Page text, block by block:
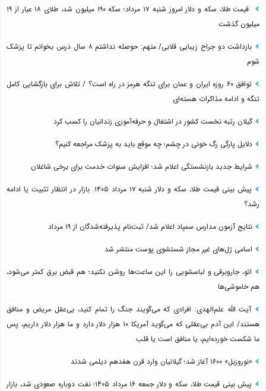
قیمت طلا، سکه و دلار امروز شنبه ۱۷ مرداد؛ سکه ۱۹۰ میلیون شد، طلای ۱۸ عیار از ۱۹
میلیون گذشت
بازداشت دو جراح زیبایی قلابی/ متهم: حوصله نداشتم ۸ سال درس بخوانم تا پزشک
شوم
توافق ۶۰ روزه ایران و عمان برای تنگه هرمز در راه است؟ / تلاش برای بازگشایی کامل
تنگه و ادامه مذاکرات هسته‌ای
گیلان رتبه نخست کشور در اشتغال و حرفه‌آموزی زندانیان را کسب کرد
دلایل پارگی رگ خونی در چشم؛ چه موقع باید به پزشک مراجعه کنیم؟
شرایط جدید بازنشستگی اعلام شد؛ افزایش سنوات خدمت برای برخی شاغلان
پیش بینی قیمت طلا، سکه و دلار شنبه ۱۷ مرداد ۱۴۰۵. بازار در انتظار تثبیت یا ادامه
رشد؟
نتایج آزمون مدارس سمپاد اعلام شد/ ثبت‌نام پذیرفته‌شدگان از ۱۹ مرداد
اسامی ژل‌های غیر مجاز شستشوی پوست منتشر شد
اتو، جاروبرقی و لباسشویی را این ساعت‌ها روشن نکنید؛ هم قبض برق کمتر می‌شود،
هم خاموشی‌ها
آیت الله علم‌الهدی: افرادی که می‌گویند جنگ را تمام کنید، بی‌عقل مریض و منافق
هستند/ این آدم بی‌عقلی که می‌گوید آمریکا ۱۰ هزار دلار دارد و ما هزار دلار داریم، پس
ما شکست خورده‌ایم، یا منافق است یا قلب
«نوروزبل» ۱۶۰۰ آغاز شد؛ گیلانیان وارد قرن هفدهم دیلمی شدند
پیش بینی قیمت طلا، سکه و دلار جمعه ۱۶ مرداد ۱۴۰۵؛ نفت دوباره صعودی شد، بازار